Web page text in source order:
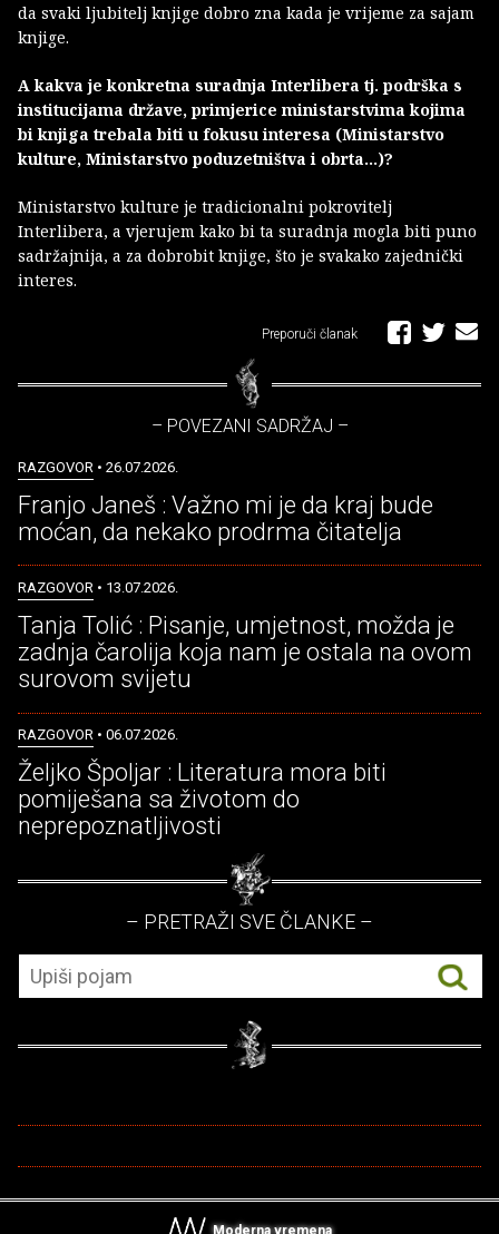
da svaki ljubitelj knjige dobro zna kada je vrijeme za sajam
knjige.
A kakva je konkretna suradnja Interlibera tj. podrška s
institucijama države, primjerice ministarstvima kojima
bi knjiga trebala biti u fokusu interesa (Ministarstvo
kulture, Ministarstvo poduzetništva i obrta...)?
Ministarstvo kulture je tradicionalni pokrovitelj
Interlibera, a vjerujem kako bi ta suradnja mogla biti puno
sadržajnija, a za dobrobit knjige, što je svakako zajednički
interes.
Preporuči članak
– POVEZANI SADRŽAJ –
RAZGOVOR • 26.07.2026.
Franjo Janeš : Važno mi je da kraj bude
moćan, da nekako prodrma čitatelja
RAZGOVOR • 13.07.2026.
Tanja Tolić : Pisanje, umjetnost, možda je
zadnja čarolija koja nam je ostala na ovom
surovom svijetu
RAZGOVOR • 06.07.2026.
Željko Špoljar : Literatura mora biti
pomiješana sa životom do
neprepoznatljivosti
– PRETRAŽI SVE ČLANKE –
Moderna vremena